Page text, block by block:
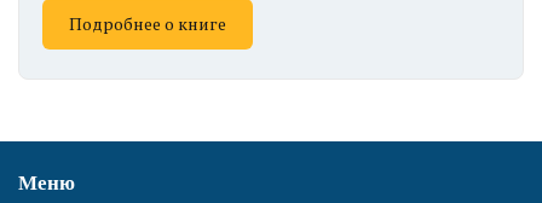
Подробнее о книге
Меню